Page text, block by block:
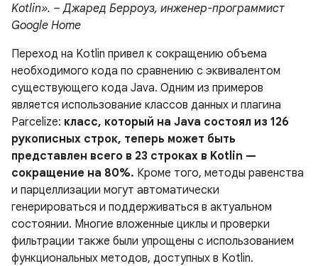
Kotlin». – Джаред Берроуз, инженер-программист
Google Home
Переход на Kotlin привел к сокращению объема
необходимого кода по сравнению с эквивалентом
существующего кода Java. Одним из примеров
является использование классов данных и плагина
Parcelize: класс, который на Java состоял из 126
рукописных строк, теперь может быть
представлен всего в 23 строках в Kotlin —
сокращение на 80%. Кроме того, методы равенства
и парцеллизации могут автоматически
генерироваться и поддерживаться в актуальном
состоянии. Многие вложенные циклы и проверки
фильтрации также были упрощены с использованием
функциональных методов, доступных в Kotlin.